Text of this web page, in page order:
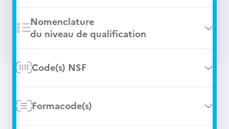
Nomenclature
du niveau de qualification
Code(s) NSF
Formacode(s)